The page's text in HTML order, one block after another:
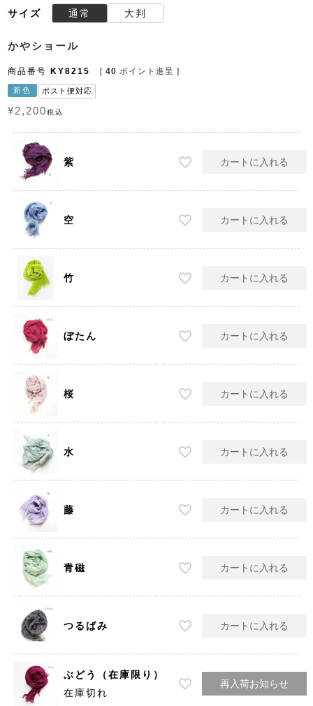
サイズ 通常 大判
かやショール
商品番号 KY8215 [ 40 ポイント進呈 ]
新色 ポスト便対応
¥2,200税込
紫 カートに入れる
空 カートに入れる
竹 カートに入れる
ぼたん カートに入れる
桜 カートに入れる
水 カートに入れる
藤 カートに入れる
青磁 カートに入れる
つるばみ カートに入れる
ぶどう（在庫限り）
在庫切れ
再入荷お知らせ